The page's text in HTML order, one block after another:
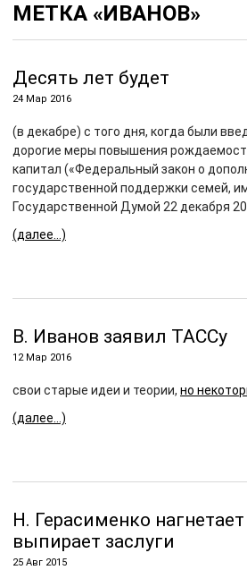
МЕТКА «ИВАНОВ»
Десять лет будет
24 Мар 2016
(в декабре) с того дня, когда были
дорогие меры повышения
капитал («Федеральный закон о
государственной поддержки семей,
Государственной Думой 22 декабря
(далее…)
В. Иванов заявил ТАССу
12 Мар 2016
свои старые идеи и теории, но
(далее…)
Н. Герасименко
выпирает заслуги
25 Авг 2015